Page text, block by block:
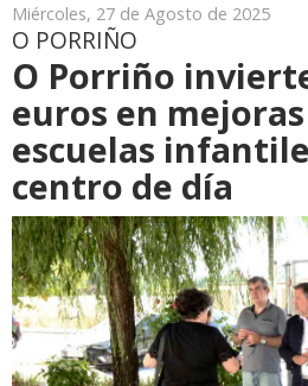
Miércoles, 27 de Agosto de 2025
O PORRIÑO
O Porriño
euros en
escuelas
centro de día